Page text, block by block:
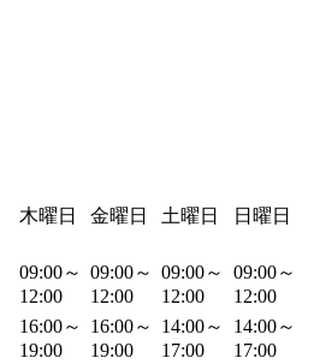
木曜日 金曜日 土曜日 日曜日
09:00～
12:00
09:00～
12:00
09:00～
12:00
09:00～
12:00
16:00～
19:00
16:00～
19:00
14:00～
17:00
14:00～
17:00